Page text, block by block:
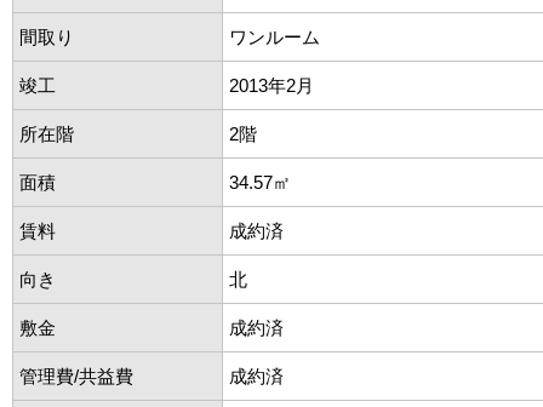
間取り ワンルーム
竣工 2013年2月
所在階 2階
面積 34.57㎡
賃料 成約済
向き 北
敷金 成約済
管理費/共益費 成約済